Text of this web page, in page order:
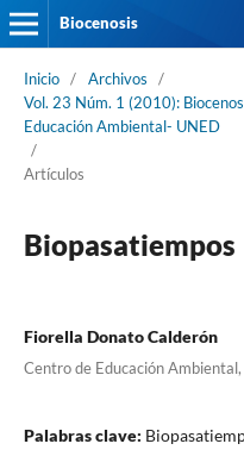
Biocenosis
Inicio / Archivos
/
Vol. 23 Núm. 1 (2010):
Educación Ambiental- UNED
/
Artículos
Biopasatiempos
Fiorella Donato Calderón
Centro de Educación
Palabras clave: